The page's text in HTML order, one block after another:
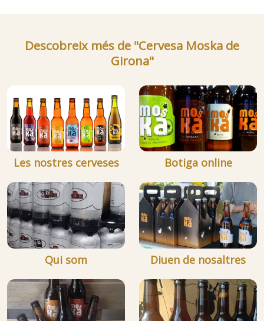
Descobreix més de "Cervesa Moska de
Girona"
Les nostres cerveses Botiga online
Qui som Diuen de nosaltres